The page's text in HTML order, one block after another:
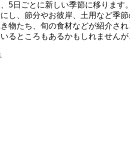
5日ごとに新しい季節に移ります。
し、節分やお彼岸、土用など
物たち、旬の食材などが紹介さ
るところもあるかもしれません